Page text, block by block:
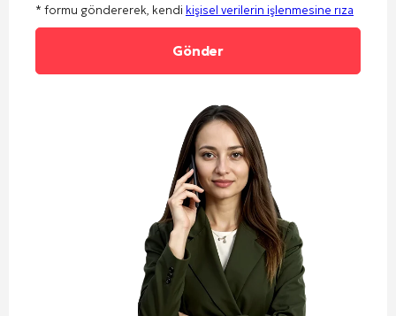
* formu göndererek, kendi kişisel verilerin işlenmesine rıza